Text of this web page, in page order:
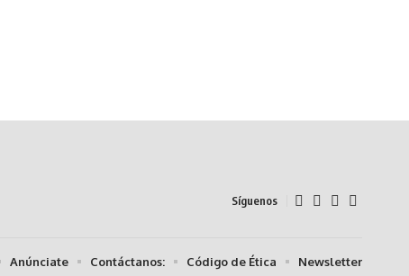
Síguenos
Anúnciate Contáctanos: Código de Ética Newsletter